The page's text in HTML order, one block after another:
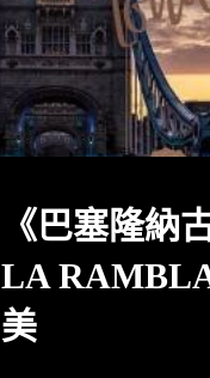
《巴塞隆納
LA
美